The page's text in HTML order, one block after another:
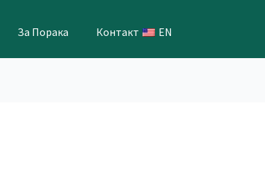
За Порака Контакт EN